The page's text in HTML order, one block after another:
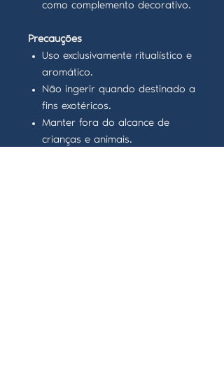
como complemento decorativo.
Precauções
Uso exclusivamente ritualístico e
aromático.
Não ingerir quando destinado a
fins exotéricos.
Manter fora do alcance de
crianças e animais.